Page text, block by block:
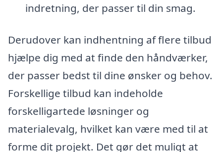
indretning, der passer til din smag.
Derudover kan indhentning af flere tilbud
hjælpe dig med at finde den håndværker,
der passer bedst til dine ønsker og behov.
Forskellige tilbud kan indeholde
forskelligartede løsninger og
materialevalg, hvilket kan være med til at
forme dit projekt. Det gør det muligt at